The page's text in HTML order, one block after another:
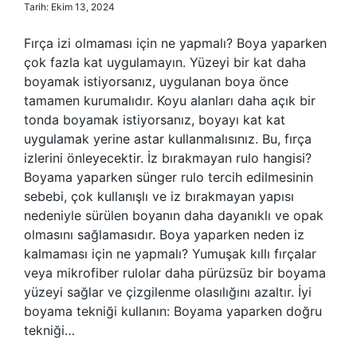
Tarih: Ekim 13, 2024
Fırça izi olmaması için ne yapmalı? Boya yaparken
çok fazla kat uygulamayın. Yüzeyi bir kat daha
boyamak istiyorsanız, uygulanan boya önce
tamamen kurumalıdır. Koyu alanları daha açık bir
tonda boyamak istiyorsanız, boyayı kat kat
uygulamak yerine astar kullanmalısınız. Bu, fırça
izlerini önleyecektir. İz bırakmayan rulo hangisi?
Boyama yaparken sünger rulo tercih edilmesinin
sebebi, çok kullanışlı ve iz bırakmayan yapısı
nedeniyle sürülen boyanın daha dayanıklı ve opak
olmasını sağlamasıdır. Boya yaparken neden iz
kalmaması için ne yapmalı? Yumuşak kıllı fırçalar
veya mikrofiber rulolar daha pürüzsüz bir boyama
yüzeyi sağlar ve çizgilenme olasılığını azaltır. İyi
boyama tekniği kullanın: Boyama yaparken doğru
tekniği…